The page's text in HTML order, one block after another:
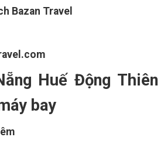
Bazan Travel
Huế Động Thiên
bay